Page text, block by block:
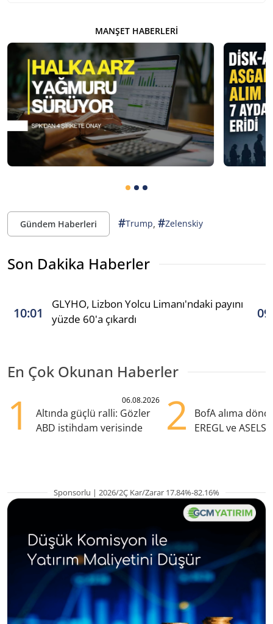
MANŞET HABERLERI
Gündem Haberleri #Trump, #Zelenskiy
Son Dakika Haberler
10:01
GLYHO, Lizbon Yolcu Limanı'ndaki payını
yüzde 60'a çıkardı
En Çok Okunan Haberler
1 06.08.2026
Altında güçlü ralli: Gözler
ABD istihdam verisinde
2
BofA alıma
EREGL ve ASELS
Sponsorlu | 2026/2Ç Kar/Zarar 17.84%-82.16%